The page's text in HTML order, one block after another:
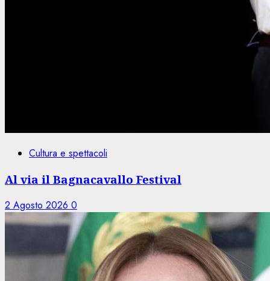
Cultura e spettacoli
Al via il Bagnacavallo Festival
2 Agosto 2026 0